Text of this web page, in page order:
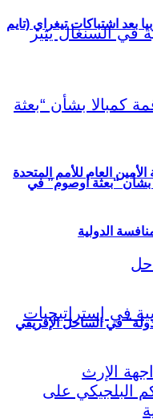
العام للأمم المتحدة
الدولية
بعد اشتباكات تيغراي (تايم
بشأن “بعثة أوصوم” في
في الساحل الإفريقي